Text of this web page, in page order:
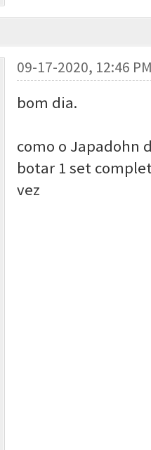
09-17-2020, 12:46
bom dia.
como o Japadohn
botar 1 set
vez